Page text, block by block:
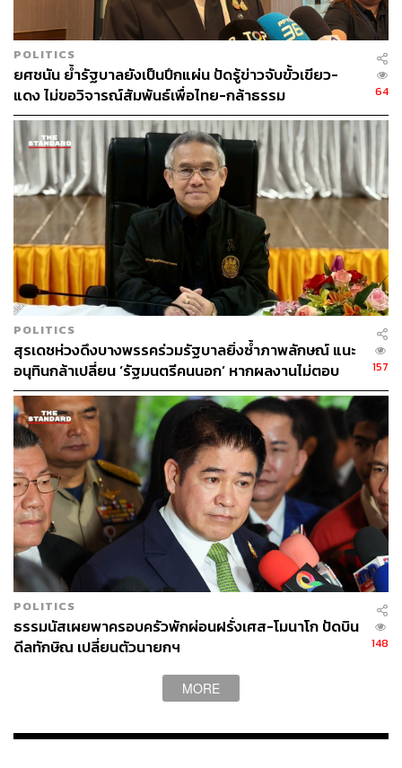
POLITICS
ยศชนัน ย้ำรัฐบาลยังเป็นปึกแผ่น ปัดรู้ข่าวจับขั้วเขียว-
แดง ไม่ขอวิจารณ์สัมพันธ์เพื่อไทย-กล้าธรรม
64
POLITICS
สุรเดชห่วงดึงบางพรรคร่วมรัฐบาลยิ่งซ้ำภาพลักษณ์ แนะ
อนุทินกล้าเปลี่ยน ‘รัฐมนตรีคนนอก’ หากผลงานไม่ตอบ
โจทย์ เปิดทางคนเก่งช่วยประเทศ
157
POLITICS
ธรรมนัสเผยพาครอบครัวพักผ่อนฝรั่งเศส-โมนาโก ปัดบิน
ดีลทักษิณ เปลี่ยนตัวนายกฯ
148
MORE